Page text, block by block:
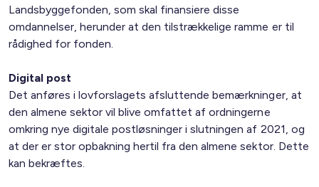
Landsbyggefonden, som skal finansiere disse
omdannelser, herunder at den tilstrækkelige ramme er til
rådighed for fonden.
Digital post
Det anføres i lovforslagets afsluttende bemærkninger, at
den almene sektor vil blive omfattet af ordningerne
omkring nye digitale postløsninger i slutningen af 2021, og
at der er stor opbakning hertil fra den almene sektor. Dette
kan bekræftes.